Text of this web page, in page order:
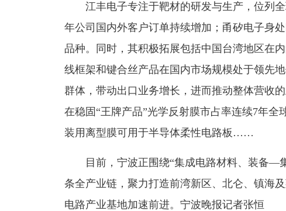
江丰电子专注于靶材的研发与生产，位列全
年公司国内外客户订单持续增加；甬矽电子身
品种。同时，其积极拓展包括中国台湾地区在
线框架和键合丝产品在国内市场规模处于领先
群体，带动出口业务增长，进而推动整体营收
在稳固“王牌产品”光学反射膜市占率连续7年
装用离型膜可用于半导体柔性电路板……
目前，宁波正围绕“集成电路材料、装备—
条全产业链，聚力打造前湾新区、北仑、镇海
电路产业基地加速前进。宁波晚报记者张恒